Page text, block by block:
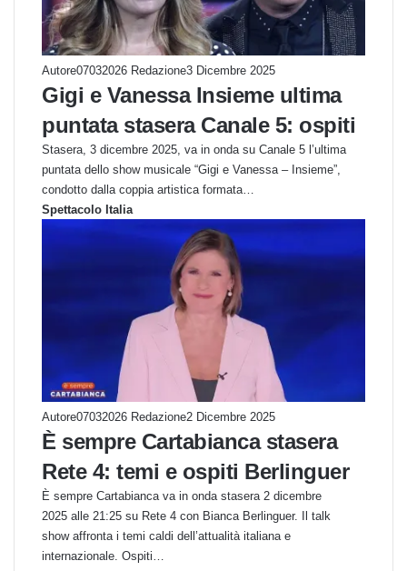
Autore07032026 Redazione3 Dicembre 2025
Gigi e Vanessa Insieme ultima
puntata stasera Canale 5: ospiti
Stasera, 3 dicembre 2025, va in onda su Canale 5 l’ultima
puntata dello show musicale “Gigi e Vanessa – Insieme”,
condotto dalla coppia artistica formata…
Spettacolo Italia
Autore07032026 Redazione2 Dicembre 2025
È sempre Cartabianca stasera
Rete 4: temi e ospiti Berlinguer
È sempre Cartabianca va in onda stasera 2 dicembre
2025 alle 21:25 su Rete 4 con Bianca Berlinguer. Il talk
show affronta i temi caldi dell’attualità italiana e
internazionale. Ospiti…